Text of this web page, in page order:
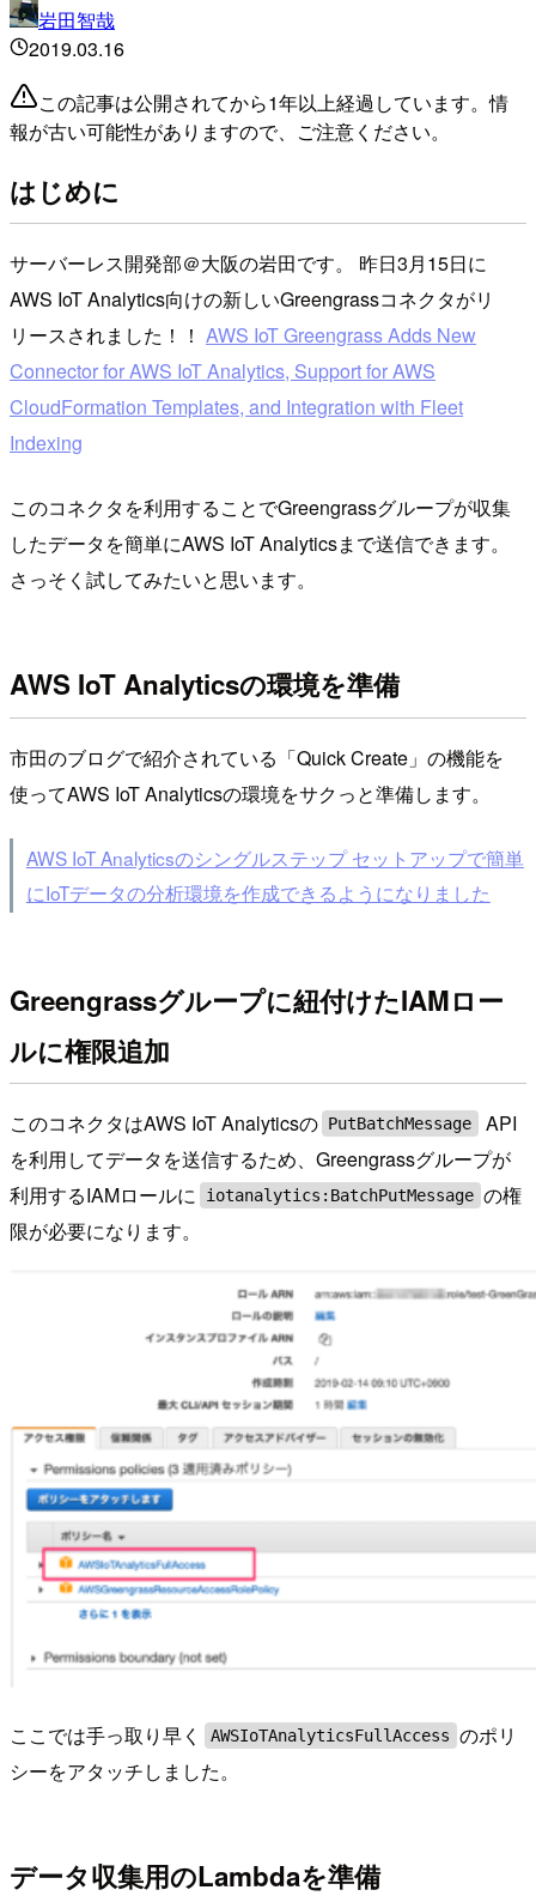
岩田智哉
2019.03.16
この記事は公開されてから1年以上経過しています。情
報が古い可能性がありますので、ご注意ください。
はじめに
サーバーレス開発部＠大阪の岩田です。 昨日3月15日に
AWS IoT Analytics向けの新しいGreengrassコネクタがリ
リースされました！！ AWS IoT Greengrass Adds New
Connector for AWS IoT Analytics, Support for AWS
CloudFormation Templates, and Integration with Fleet
Indexing
このコネクタを利用することでGreengrassグループが収集
したデータを簡単にAWS IoT Analyticsまで送信できます。
さっそく試してみたいと思います。
AWS IoT Analyticsの環境を準備
市田のブログで紹介されている「Quick Create」の機能を
使ってAWS IoT Analyticsの環境をサクっと準備します。
AWS IoT Analyticsのシングルステップ セットアップで簡単
にIoTデータの分析環境を作成できるようになりました
Greengrassグループに紐付けたIAMロー
ルに権限追加
このコネクタはAWS IoT Analyticsの PutBatchMessage
API
を利用してデータを送信するため、Greengrassグループが
利用するIAMロールに
iotanalytics:BatchPutMessage の権
限が必要になります。
ここでは手っ取り早く AWSIoTAnalyticsFullAccess のポリ
シーをアタッチしました。
データ収集用のLambdaを準備